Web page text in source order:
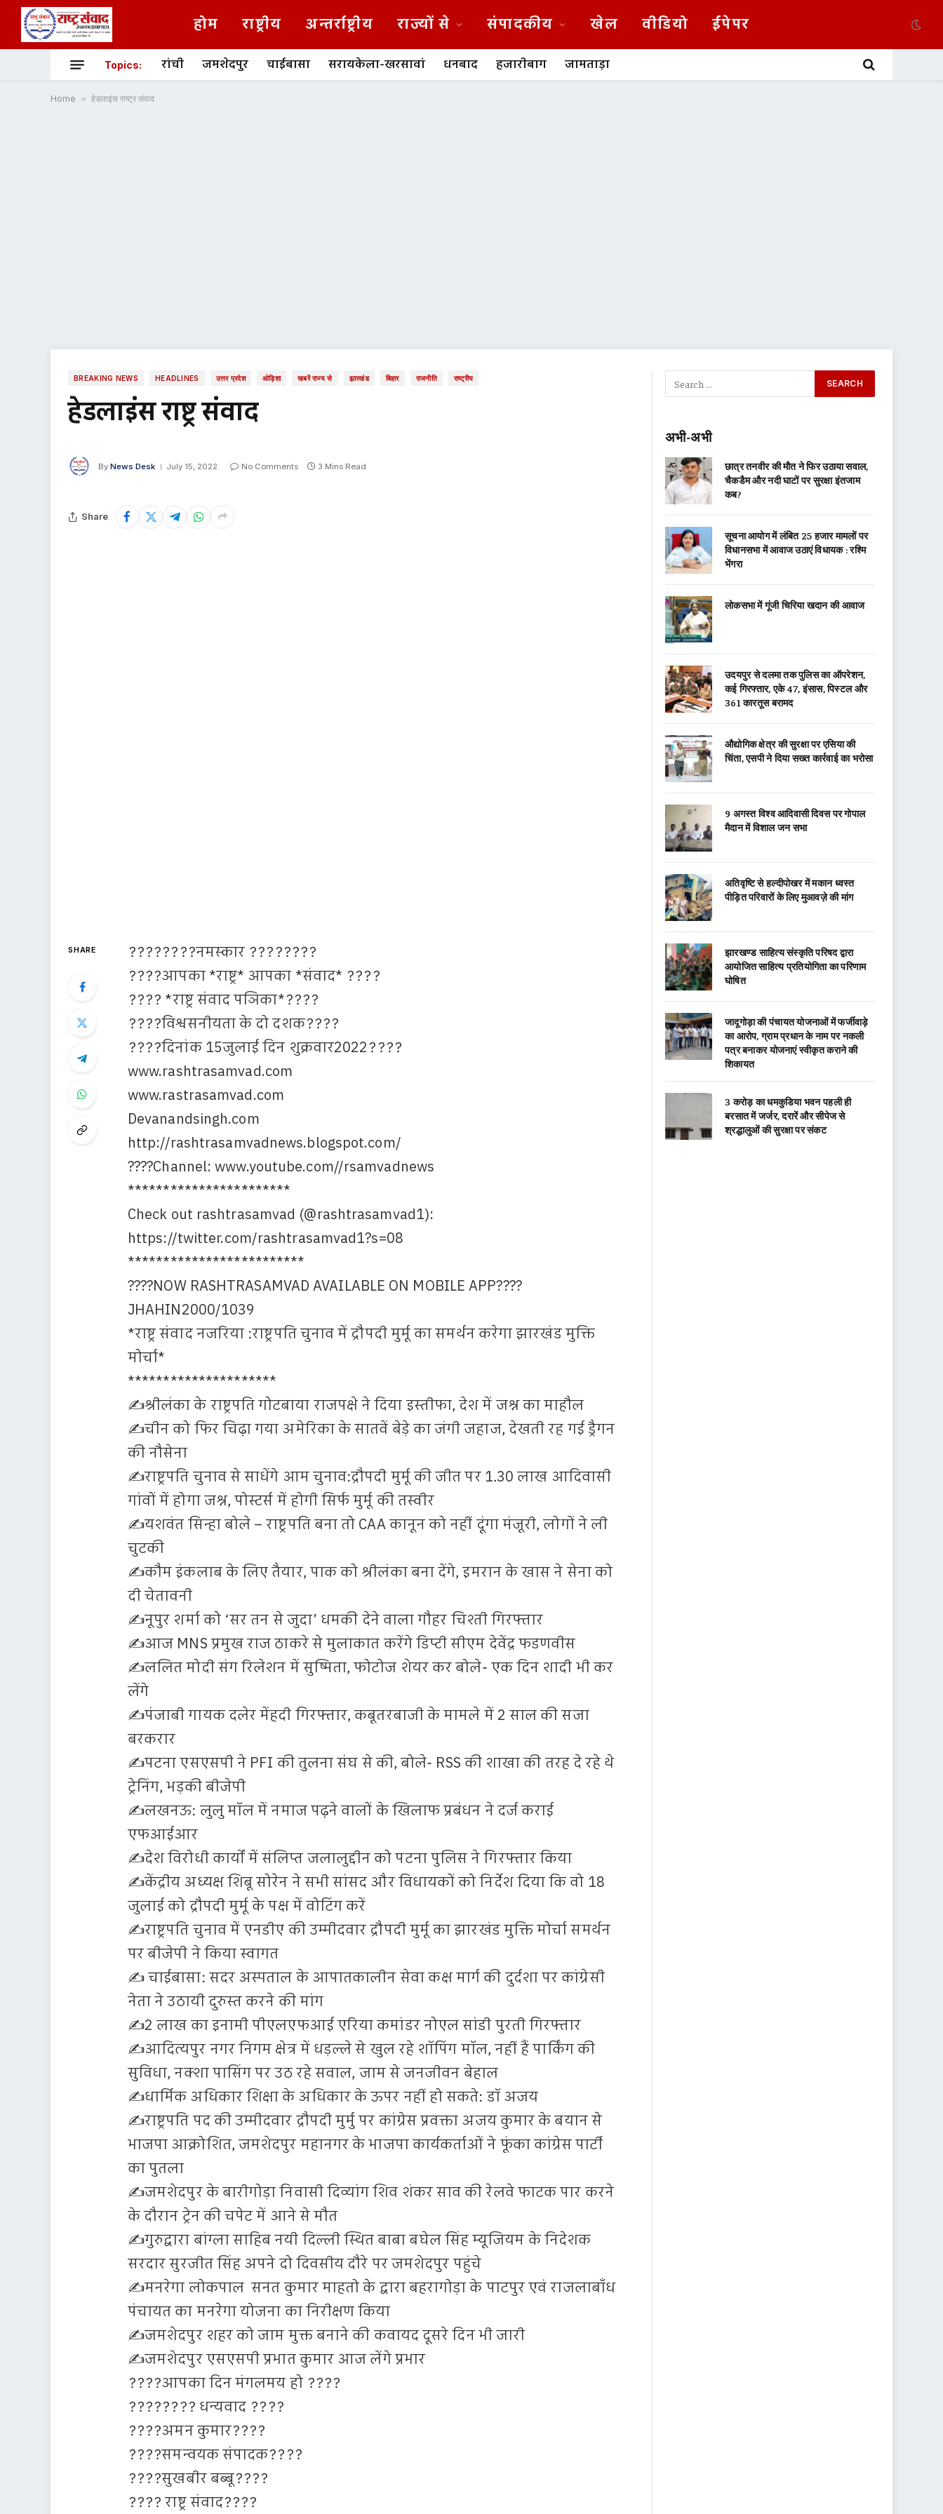
होम राष्ट्रीय अन्तर्राष्ट्रीय राज्यों से संपादकीय खेल वीडियो ईपेपर
Topics: रांची जमशेदपुर चाईबासा सरायकेला-खरसावां धनबाद हजारीबाग जामताड़ा
Home » हेडलाइंस राष्ट्र संवाद
BREAKING NEWS HEADLINES उत्तर प्रदेश ओड़िशा खबरें राज्य से झारखंड बिहार राजनीति राष्ट्रीय
हेडलाइंस राष्ट्र संवाद
By News Desk July 15, 2022 No Comments 3 Mins Read
Share
SHARE
????????नमस्कार ????????
????आपका *राष्ट्र* आपका *संवाद* ????
???? *राष्ट्र संवाद पञिका*????
????विश्वसनीयता के दो दशक????
????दिनांक 15जुलाई दिन शुक्रवार2022????
www.rashtrasamvad.com
www.rastrasamvad.com
Devanandsingh.com
http://rashtrasamvadnews.blogspot.com/
????Channel: www.youtube.com//rsamvadnews
***********************
Check out rashtrasamvad (@rashtrasamvad1):
https://twitter.com/rashtrasamvad1?s=08
*************************
????NOW RASHTRASAMVAD AVAILABLE ON MOBILE APP????
JHAHIN2000/1039
*राष्ट्र संवाद नजरिया :राष्ट्रपति चुनाव में द्रौपदी मुर्मू का समर्थन करेगा झारखंड मुक्ति
मोर्चा*
*********************
✍️श्रीलंका के राष्ट्रपति गोटबाया राजपक्षे ने दिया इस्तीफा, देश में जश्न का माहौल
✍️चीन को फिर चिढ़ा गया अमेरिका के सातवें बेड़े का जंगी जहाज, देखती रह गई ड्रैगन
की नौसेना
✍️राष्ट्रपति चुनाव से साधेंगे आम चुनाव:द्रौपदी मुर्मू की जीत पर 1.30 लाख आदिवासी
गांवों में होगा जश्न, पोस्टर्स में होगी सिर्फ मुर्मू की तस्वीर
✍️यशवंत सिन्हा बोले – राष्ट्रपति बना तो CAA कानून को नहीं दूंगा मंजूरी, लोगों ने ली
चुटकी
✍️कौम इंकलाब के लिए तैयार, पाक को श्रीलंका बना देंगे, इमरान के खास ने सेना को
दी चेतावनी
✍️नूपुर शर्मा को ‘सर तन से जुदा’ धमकी देने वाला गौहर चिश्ती गिरफ्तार
✍️आज MNS प्रमुख राज ठाकरे से मुलाकात करेंगे डिप्टी सीएम देवेंद्र फडणवीस
✍️ललित मोदी संग रिलेशन में सुष्मिता, फोटोज शेयर कर बोले- एक दिन शादी भी कर
लेंगे
✍️पंजाबी गायक दलेर मेंहदी गिरफ्तार, कबूतरबाजी के मामले में 2 साल की सजा
बरकरार
✍️पटना एसएसपी ने PFI की तुलना संघ से की, बोले- RSS की शाखा की तरह दे रहे थे
ट्रेनिंग, भड़की बीजेपी
✍️लखनऊ: लुलु मॉल में नमाज पढ़ने वालों के खिलाफ प्रबंधन ने दर्ज कराई
एफआईआर
✍️देश विरोधी कार्यों में संलिप्त जलालुद्दीन को पटना पुलिस ने गिरफ्तार किया
✍️केंद्रीय अध्यक्ष शिबू सोरेन ने सभी सांसद और विधायकों को निर्देश दिया कि वो 18
जुलाई को द्रौपदी मुर्मू के पक्ष में वोटिंग करें
✍️राष्ट्रपति चुनाव में एनडीए की उम्मीदवार द्रौपदी मुर्मू का झारखंड मुक्ति मोर्चा समर्थन
पर बीजेपी ने किया स्वागत
✍️ चाईबासा: सदर अस्पताल के आपातकालीन सेवा कक्ष मार्ग की दुर्दशा पर कांग्रेसी
नेता ने उठायी दुरुस्त करने की मांग
✍️2 लाख का इनामी पीएलएफआई एरिया कमांडर नोएल सांडी पुरती गिरफ्तार
✍️आदित्यपुर नगर निगम क्षेत्र में धड़ल्ले से खुल रहे शॉपिंग मॉल, नहीं हैं पार्किंग की
सुविधा, नक्शा पासिंग पर उठ रहे सवाल, जाम से जनजीवन बेहाल
✍️धार्मिक अधिकार शिक्षा के अधिकार के ऊपर नहीं हो सकते: डॉ अजय
✍️राष्ट्रपति पद की उम्मीदवार द्रौपदी मुर्मु पर कांग्रेस प्रवक्ता अजय कुमार के बयान से
भाजपा आक्रोशित, जमशेदपुर महानगर के भाजपा कार्यकर्ताओं ने फूंका कांग्रेस पार्टी
का पुतला
✍️जमशेदपुर के बारीगोड़ा निवासी दिव्यांग शिव शंकर साव की रेलवे फाटक पार करने
के दौरान ट्रेन की चपेट में आने से मौत
✍️गुरुद्वारा बांग्ला साहिब नयी दिल्ली स्थित बाबा बघेल सिंह म्यूजियम के निदेशक
सरदार सुरजीत सिंह अपने दो दिवसीय दौरे पर जमशेदपुर पहुंचे
✍️मनरेगा लोकपाल सनत कुमार माहतो के द्वारा बहरागोड़ा के पाटपुर एवं राजलाबाँध
पंचायत का मनरेगा योजना का निरीक्षण किया
✍️जमशेदपुर शहर को जाम मुक्त बनाने की कवायद दूसरे दिन भी जारी
✍️जमशेदपुर एसएसपी प्रभात कुमार आज लेंगे प्रभार
????आपका दिन मंगलमय हो ????
???????? धन्यवाद ????
????अमन कुमार????
????समन्वयक संपादक????
????सुखबीर बब्बू????
???? राष्ट्र संवाद????
अभी-अभी
छात्र तनवीर की मौत ने फिर उठाया सवाल,
चैकडैम और नदी घाटों पर सुरक्षा इंतजाम
कब?
सूचना आयोग में लंबित 25 हजार मामलों पर
विधानसभा में आवाज उठाएं विधायक : रश्मि
भेंगरा
लोकसभा में गूंजी चिरिया खदान की आवाज
उदयपुर से दलमा तक पुलिस का ऑपरेशन,
कई गिरफ्तार, एके 47, इंसास, पिस्टल और
361 कारतूस बरामद
औद्योगिक क्षेत्र की सुरक्षा पर एसिया की
चिंता, एसपी ने दिया सख्त कार्रवाई का भरोसा
9 अगस्त विश्व आदिवासी दिवस पर गोपाल
मैदान में विशाल जन सभा
अतिवृष्टि से हल्दीपोखर में मकान ध्वस्त
पीड़ित परिवारों के लिए मुआवज़े की मांग
झारखण्ड साहित्य संस्कृति परिषद द्वारा
आयोजित साहित्य प्रतियोगिता का परिणाम
घोषित
जादूगोड़ा की पंचायत योजनाओं में फर्जीवाड़े
का आरोप, ग्राम प्रधान के नाम पर नकली
पत्र बनाकर योजनाएं स्वीकृत कराने की
शिकायत
3 करोड़ का धमकुडिया भवन पहली ही
बरसात में जर्जर, दरारें और सीपेज से
श्रद्धालुओं की सुरक्षा पर संकट